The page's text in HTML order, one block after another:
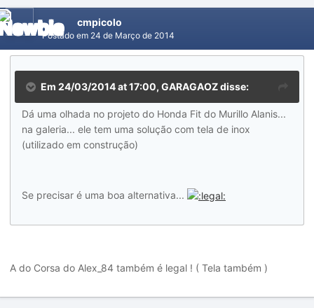
cmpicolo
Postado em 24 de Março de 2014
Em 24/03/2014 at 17:00, GARAGAOZ disse:
Dá uma olhada no projeto do Honda Fit do Murillo Alanis...
na galeria... ele tem uma solução com tela de inox
(utilizado em construção)
Se precisar é uma boa alternativa...
A do Corsa do Alex_84 também é legal ! ( Tela também )